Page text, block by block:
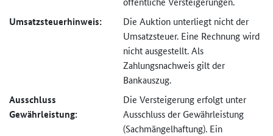
Umsatzsteuer­hinweis:
Die Auktion unterliegt nicht der
Umsatzsteuer. Eine Rechnung wird
nicht ausgestellt. Als
Zahlungsnachweis gilt der
Bankauszug.
Ausschluss
Gewährleistung:
Die Versteigerung erfolgt unter
Ausschluss der Gewährleistung
(Sachmängel­haftung). Ein